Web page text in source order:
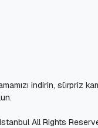
indirin, sürpriz
All Rights